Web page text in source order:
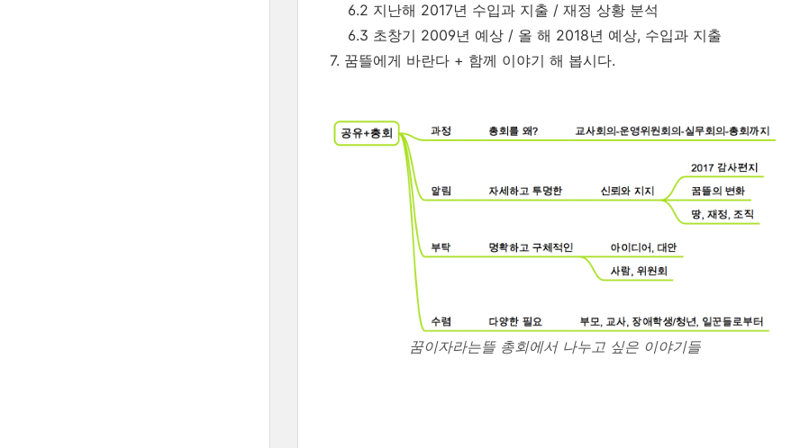
6.2 지난해 2017년 수입과 지출 / 재정 상황 분석
6.3 초창기 2009년 예상 / 올 해 2018년 예상, 수입과 지출
7. 꿈뜰에게 바란다 + 함께 이야기 해 봅시다.
꿈이자라는뜰 총회에서 나누고 싶은 이야기들